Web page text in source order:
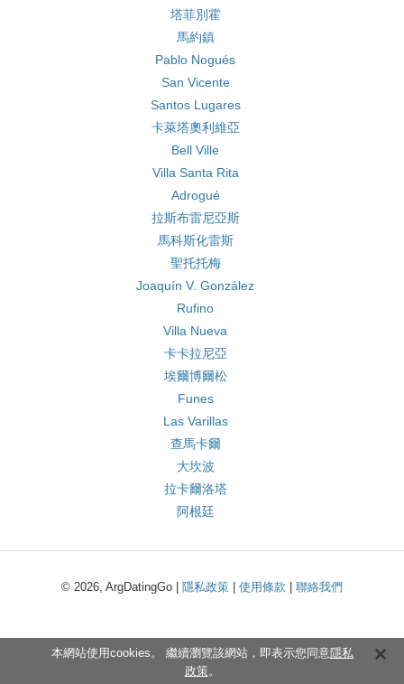
塔菲別霍
馬約鎮
Pablo Nogués
San Vicente
Santos Lugares
卡萊塔奧利維亞
Bell Ville
Villa Santa Rita
Adrogué
拉斯布雷尼亞斯
馬科斯化雷斯
聖托托梅
Joaquín V. González
Rufino
Villa Nueva
卡卡拉尼亞
埃爾博爾松
Funes
Las Varillas
查馬卡爾
大坎波
拉卡爾洛塔
阿根廷
© 2026, ArgDatingGo | 隱私政策 使用條款 聯絡我們
本網站使用cookies。 繼續瀏覽該網站，即表示您同意隱私
政策。